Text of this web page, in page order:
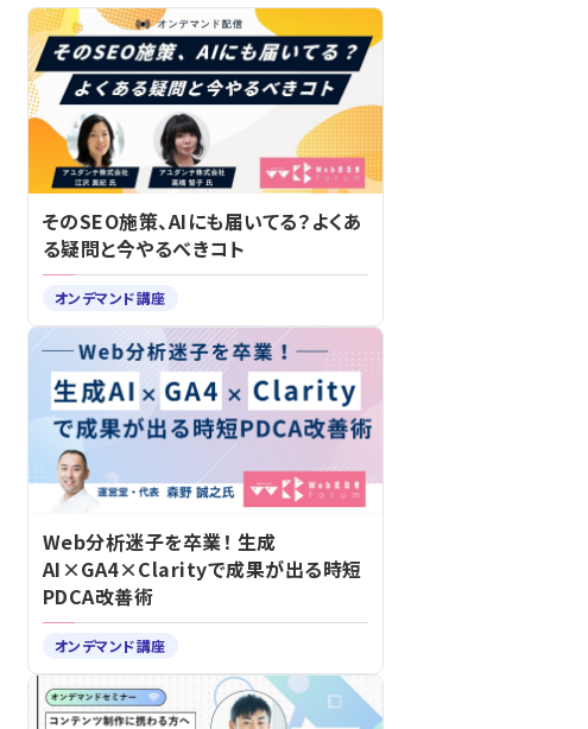
そのSEO施策、AIにも届いてる？よくあ
る疑問と今やるべきコト
オンデマンド講座
Web分析迷子を卒業！ 生成
AI×GA4×Clarityで成果が出る時短
PDCA改善術
オンデマンド講座